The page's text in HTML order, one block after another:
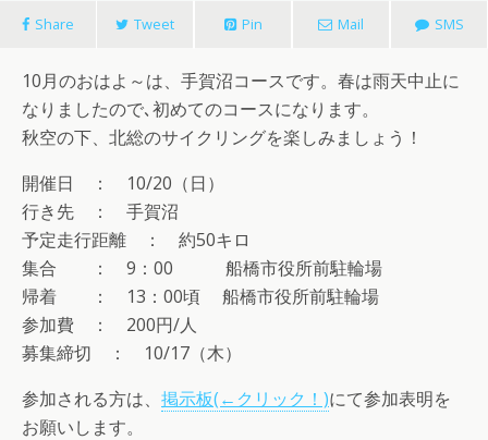
Share Tweet Pin Mail SMS
10月のおはよ～は、手賀沼コースです。春は雨天中止に
なりましたので､初めてのコースになります。
秋空の下、北総のサイクリングを楽しみましょう！
開催日 ： 10/20（日）
行き先 ： 手賀沼
予定走行距離 ： 約50キロ
集合 ： 9：00 船橋市役所前駐輪場
帰着 ： 13：00頃 船橋市役所前駐輪場
参加費 ： 200円/人
募集締切 ： 10/17（木）
参加される方は、 掲示板(←クリック！)にて参加表明を
お願いします。